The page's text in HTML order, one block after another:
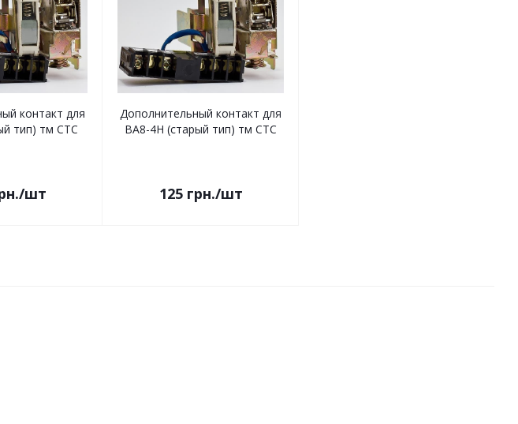
контакт для
тип) тм СТС
/шт
Дополнительный контакт для
ВА8-4Н (старый тип) тм СТС
125грн./шт